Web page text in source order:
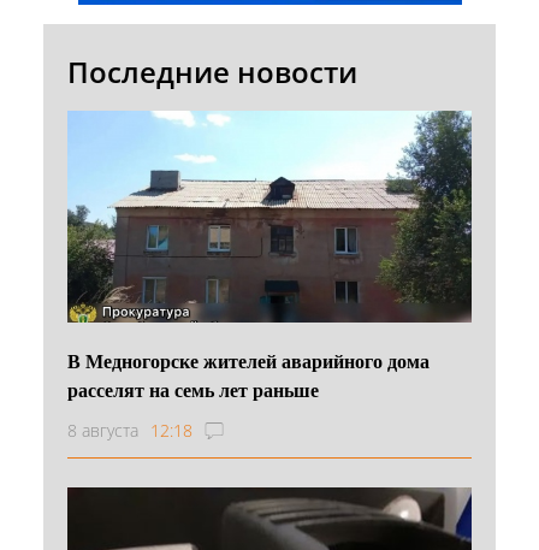
Последние новости
В Медногорске жителей аварийного дома
расселят на семь лет раньше
8 августа 12:18